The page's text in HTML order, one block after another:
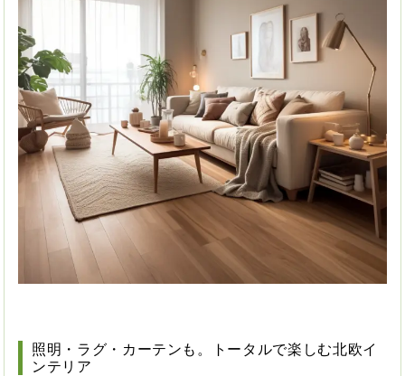
照明・ラグ・カーテンも。トータルで楽しむ北欧イ
ンテリア